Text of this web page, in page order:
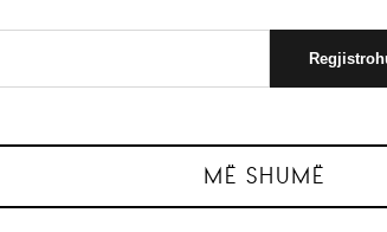
MË SHUMË
e tyre